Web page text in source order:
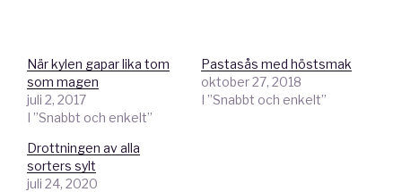
När kylen gapar lika tom
som magen
juli 2, 2017
I ”Snabbt och enkelt”
Pastasås med höstsmak
oktober 27, 2018
I ”Snabbt och enkelt”
Drottningen av alla
sorters sylt
juli 24, 2020